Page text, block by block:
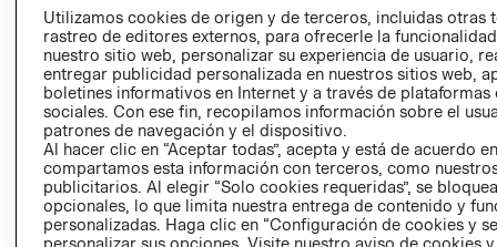
RELACIÓN CON
INVERSIONISTAS
POLÍTICA
EMPRESARIAL
- RETIRO EN
TIENDA
TÉRMINOS Y
CONDICIONES
PRIVACIDAD
GIFT CARD
AVISO DE
COOKIES
Utilizamos cookies de origen y de terceros, incluidas otras
rastreo de editores externos, para ofrecerle la
nuestro sitio web, personalizar su experiencia de usuario,
entregar publicidad personalizada en nuestros sitios web,
boletines informativos en Internet y a través de plataformas
sociales. Con ese fin, recopilamos información sobre el
patrones de navegación y el dispositivo.
Al hacer clic en “Aceptar todas”, acepta y está de acuerdo
compartamos esta información con terceros, como
publicitarios. Al elegir “Solo cookies requeridas”, se
opcionales, lo que limita nuestra entrega de contenido y
personalizadas. Haga clic en “Configuración de cookies y